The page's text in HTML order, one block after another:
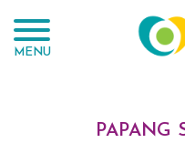
MENU
PAPANG